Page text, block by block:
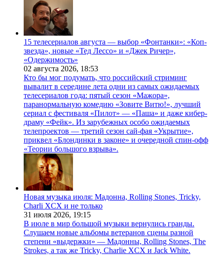
15 телесериалов августа — выбор «Фонтанки»: «Коп-
звезда», новые «Тед Лессо» и «Джек Ричер»,
«Одержимость»
02 августа 2026, 18:53
Кто бы мог подумать, что российский стриминг
вывалит в середине лета одни из самых ожидаемых
телесериалов года: пятый сезон «Мажора»,
паранормальную комедию «Зовите Витю!», лучший
сериал с фестиваля «Пилот» — «Паша» и даже кибер-
драму «Фейк». Из зарубежных особо ожидаемых
телепроектов — третий сезон сай-фая «Укрытие»,
приквел «Блондинки в законе» и очередной спин-офф
«Теории большого взрыва».
Новая музыка июля: Мадонна, Rolling Stones, Tricky,
Charli XCX и не только
31 июля 2026, 19:15
В июле в мир большой музыки вернулись гранды.
Слушаем новые альбомы ветеранов сцены разной
степени «выдержки» — Мадонны, Rolling Stones, The
Strokes, а так же Tricky, Charlie XCX и Jack White.